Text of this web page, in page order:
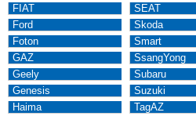
FIAT
Ford
Foton
GAZ
Geely
Genesis
Haima
SEAT
Skoda
Smart
SsangYong
Subaru
Suzuki
TagAZ